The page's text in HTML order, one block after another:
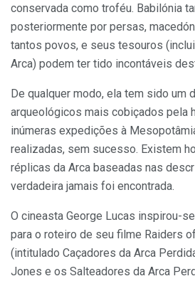
conservada como troféu. Babilónia
posteriormente por persas,
tantos povos, e seus tesouros
Arca) podem ter tido incontáveis
De qualquer modo, ela tem sido um
arqueológicos mais cobiçados pela
inúmeras expedições à
realizadas, sem sucesso. Existem
réplicas da Arca baseadas nas
verdadeira jamais foi encontrada.
O cineasta George Lucas inspirou-
para o roteiro de seu filme Raiders
(intitulado Caçadores da Arca
Jones e os Salteadores da Arca